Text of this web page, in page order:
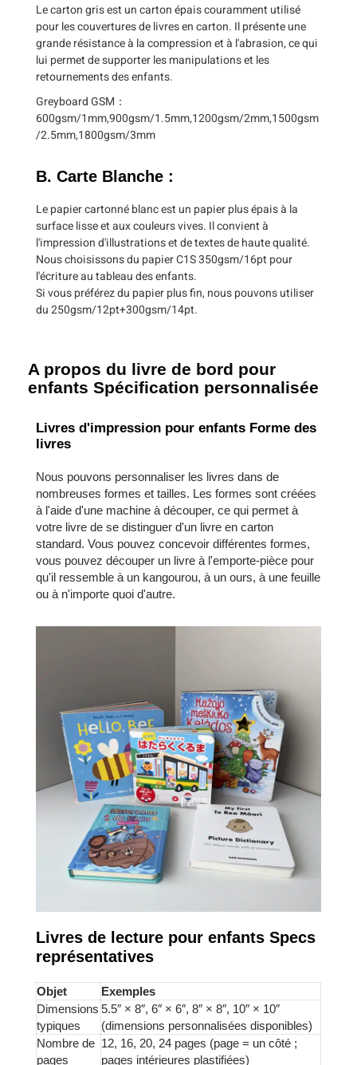
Le carton gris est un carton épais couramment utilisé
pour les couvertures de livres en carton. Il présente une
grande résistance à la compression et à l'abrasion, ce qui
lui permet de supporter les manipulations et les
retournements des enfants.
Greyboard GSM：
600gsm/1mm,900gsm/1.5mm,1200gsm/2mm,1500gsm
/2.5mm,1800gsm/3mm
B. Carte Blanche :
Le papier cartonné blanc est un papier plus épais à la
surface lisse et aux couleurs vives. Il convient à
l'impression d'illustrations et de textes de haute qualité.
Nous choisissons du papier C1S 350gsm/16pt pour
l'écriture au tableau des enfants.
Si vous préférez du papier plus fin, nous pouvons utiliser
du 250gsm/12pt+300gsm/14pt.
A propos du livre de bord pour
enfants Spécification personnalisée
Livres d'impression pour enfants Forme des
livres
Nous pouvons personnaliser les livres dans de
nombreuses formes et tailles. Les formes sont créées
à l'aide d'une machine à découper, ce qui permet à
votre livre de se distinguer d'un livre en carton
standard. Vous pouvez concevoir différentes formes,
vous pouvez découper un livre à l'emporte-pièce pour
qu'il ressemble à un kangourou, à un ours, à une feuille
ou à n'importe quoi d'autre.
Livres de lecture pour enfants Specs
représentatives
Objet
Exemples
Dimensions
typiques
5.5″ × 8″, 6″ × 6″, 8″ × 8″, 10″ × 10″
(dimensions personnalisées disponibles)
Nombre de
pages
12, 16, 20, 24 pages (page = un côté ;
pages intérieures plastifiées)